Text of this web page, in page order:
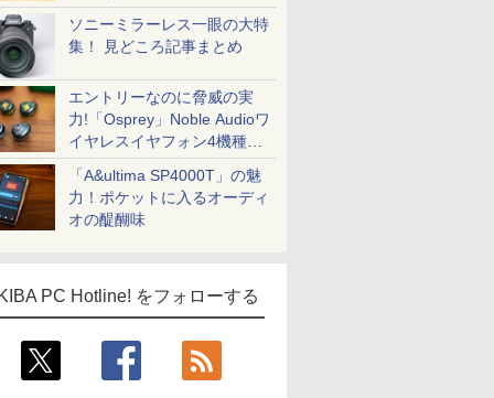
ソニーミラーレス一眼の大特
集！ 見どころ記事まとめ
エントリーなのに脅威の実
力!「Osprey」Noble Audioワ
イヤレスイヤフォン4機種を
一気に聴く
「A&ultima SP4000T」の魅
力！ポケットに入るオーディ
オの醍醐味
PC Hotline! をフォローする